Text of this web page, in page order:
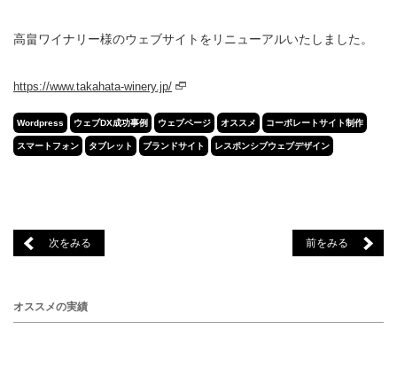
高畠ワイナリー様のウェブサイトをリニューアルいたしました。
https://www.takahata-winery.jp/
Wordpress ウェブDX成功事例 ウェブページ オススメ コーポレートサイト制作
スマートフォン タブレット ブランドサイト レスポンシブウェブデザイン
次をみる 前をみる
オススメの実績